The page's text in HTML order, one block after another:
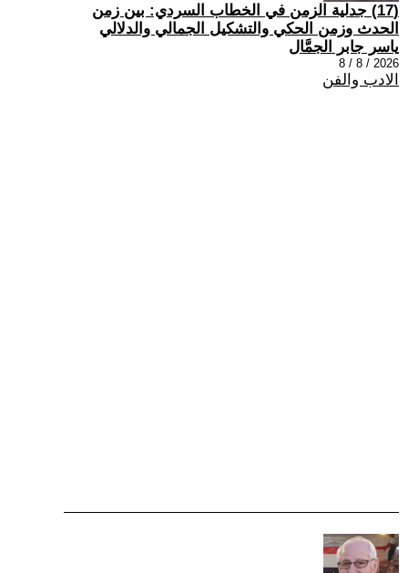
(17) جدلية الزمن في الخطاب السردي: بين زمن
الحدث وزمن الحكي والتشكيل الجمالي والدلالي
ياسر جابر الجمَّال
2026 / 8 / 8
الادب والفن